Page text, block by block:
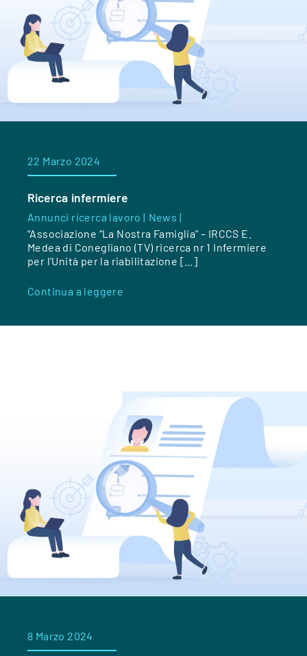
22 Marzo 2024
Ricerca infermiere
Annunci ricerca lavoro | News |
“Associazione “La Nostra Famiglia” – IRCCS E.
Medea di Conegliano (TV) ricerca nr 1 Infermiere
per l’Unità per la riabilitazione […]
Continua a leggere
8 Marzo 2024